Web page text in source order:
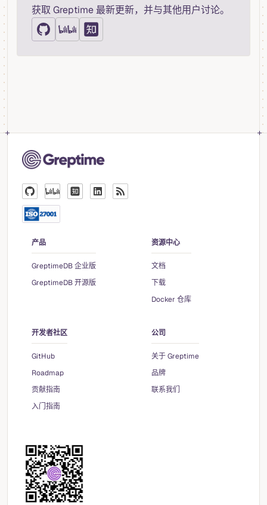
获取 Greptime 最新更新，并与其他用户讨论。
产品
GreptimeDB 企业版
GreptimeDB 开源版
资源中心
文档
下载
Docker 仓库
开发者社区
GitHub
Roadmap
贡献指南
入门指南
公司
关于 Greptime
品牌
联系我们